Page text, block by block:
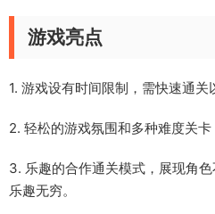
游戏亮点
1. 游戏设有时间限制，需快速通关
2. 轻松的游戏氛围和多种难度关卡
3. 乐趣的合作通关模式，展现角
乐趣无穷。